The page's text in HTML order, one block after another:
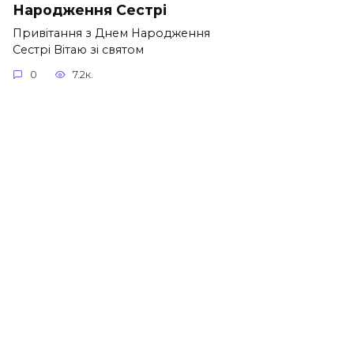
Народження Сестрі
Привітання з Днем Народження
Сестрі Вітаю зі святом
0 7.2к.